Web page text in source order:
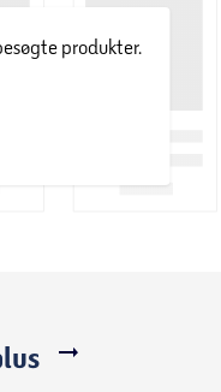
produkter.